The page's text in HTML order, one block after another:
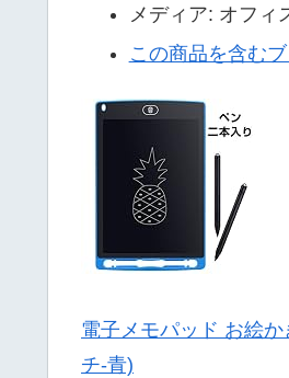
メディア: オフィ
この商品を含む
電子メモパッド お絵
チ-青)